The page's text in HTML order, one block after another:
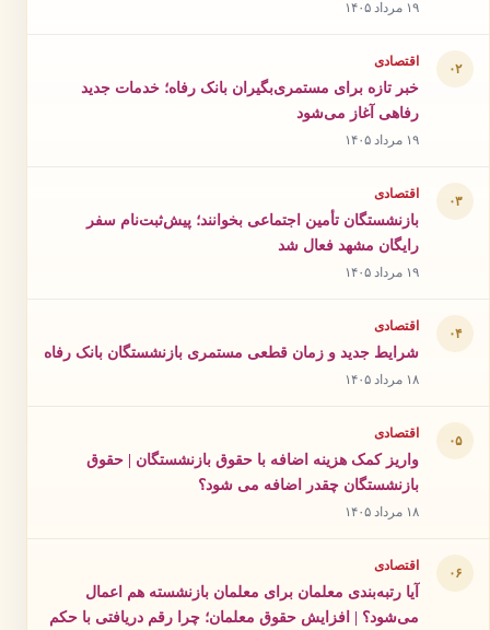
۱۹ مرداد ۱۴۰۵
۰۲ اقتصادی
خبر تازه برای مستمری‌بگیران بانک رفاه؛ خدمات جدید
رفاهی آغاز می‌شود
۱۹ مرداد ۱۴۰۵
۰۳ اقتصادی
بازنشستگان تأمین اجتماعی بخوانند؛ پیش‌ثبت‌نام سفر
رایگان مشهد فعال شد
۱۹ مرداد ۱۴۰۵
۰۴ اقتصادی
شرایط جدید و زمان قطعی مستمری بازنشستگان بانک رفاه
۱۸ مرداد ۱۴۰۵
۰۵ اقتصادی
واریز کمک هزینه اضافه با حقوق بازنشستگان | حقوق
بازنشستگان چقدر اضافه می شود؟
۱۸ مرداد ۱۴۰۵
۰۶ اقتصادی
آیا رتبه‌بندی معلمان برای معلمان بازنشسته هم اعمال
می‌شود؟ | افزایش حقوق معلمان؛ چرا رقم دریافتی با حکم